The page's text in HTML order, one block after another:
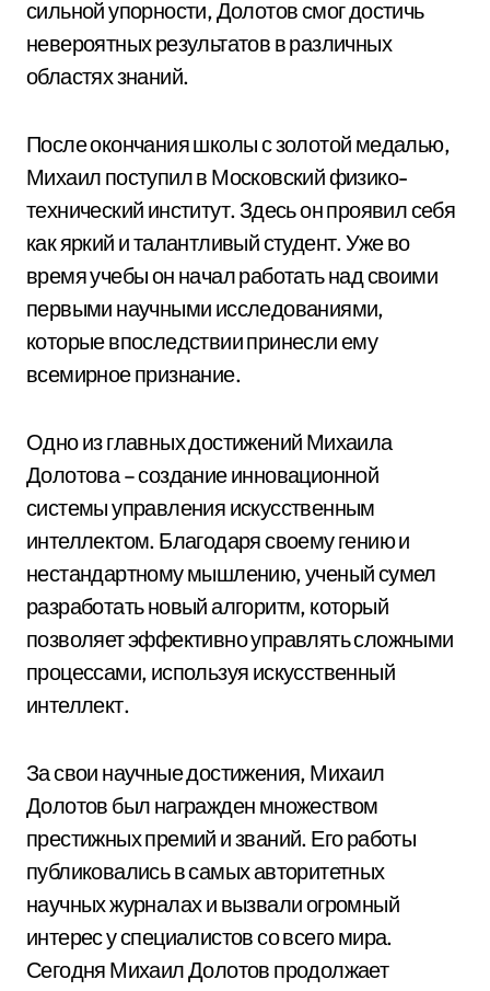
сильной упорности, Долотов смог достичь
невероятных результатов в различных
областях знаний.
После окончания школы с золотой медалью,
Михаил поступил в Московский физико-
технический институт. Здесь он проявил себя
как яркий и талантливый студент. Уже во
время учебы он начал работать над своими
первыми научными исследованиями,
которые впоследствии принесли ему
всемирное признание.
Одно из главных достижений Михаила
Долотова – создание инновационной
системы управления искусственным
интеллектом. Благодаря своему гению и
нестандартному мышлению, ученый сумел
разработать новый алгоритм, который
позволяет эффективно управлять сложными
процессами, используя искусственный
интеллект.
За свои научные достижения, Михаил
Долотов был награжден множеством
престижных премий и званий. Его работы
публиковались в самых авторитетных
научных журналах и вызвали огромный
интерес у специалистов со всего мира.
Сегодня Михаил Долотов продолжает